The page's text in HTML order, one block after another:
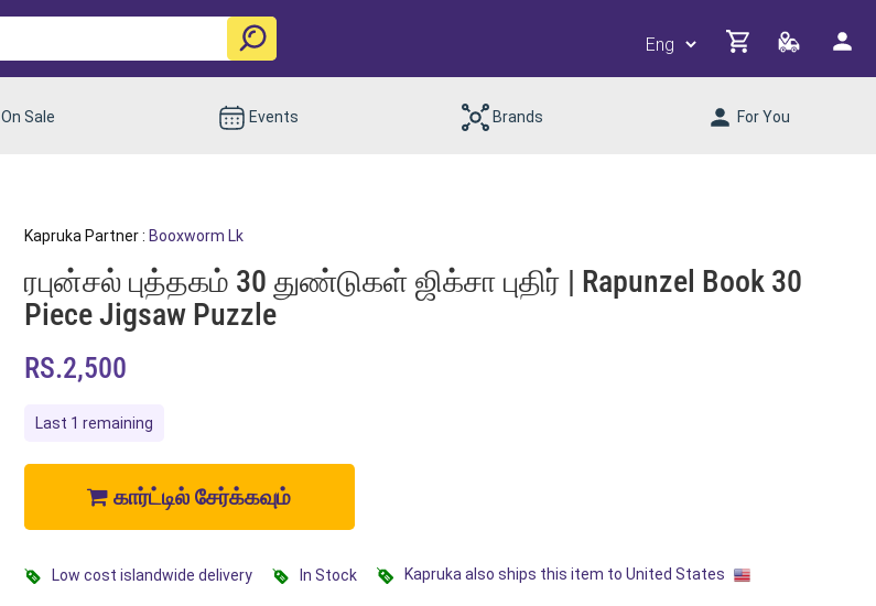
On Sale Events Brands For You
Kapruka Partner : Booxworm Lk
ரபுன்சல் புத்தகம் 30 துண்டுகள் ஜிக்சா புதிர் | Rapunzel Book 30
Piece Jigsaw Puzzle
RS.2,500
Last 1 remaining
கார்ட்டில் சேர்க்கவும்
Low cost islandwide delivery In Stock Kapruka also ships this item to United States